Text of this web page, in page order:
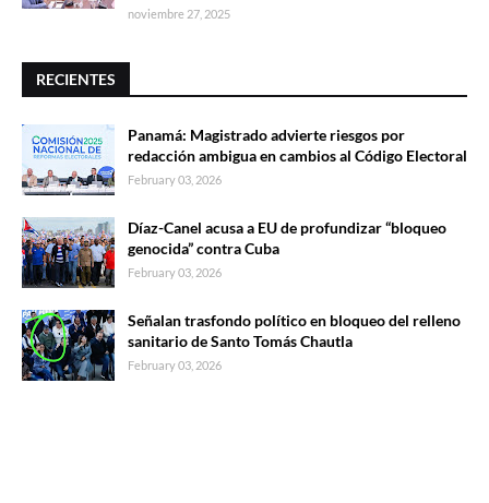
noviembre 27, 2025
RECIENTES
Panamá: Magistrado advierte riesgos por
redacción ambigua en cambios al Código Electoral
February 03, 2026
Díaz-Canel acusa a EU de profundizar “bloqueo
genocida” contra Cuba
February 03, 2026
Señalan trasfondo político en bloqueo del relleno
sanitario de Santo Tomás Chautla
February 03, 2026